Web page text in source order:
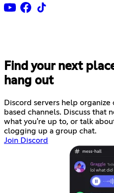
Find your next
hang out
Discord servers help
based channels. Discuss that
what you're up to, or talk
clogging up a group chat.
Join Discord